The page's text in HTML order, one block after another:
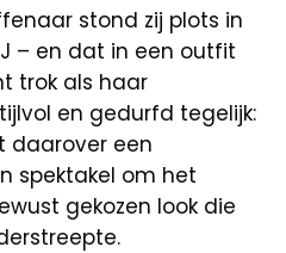
stond zij plots in
– en dat in een outfit
trok als haar
en gedurfd tegelijk:
daarover een
spektakel om het
gekozen look die